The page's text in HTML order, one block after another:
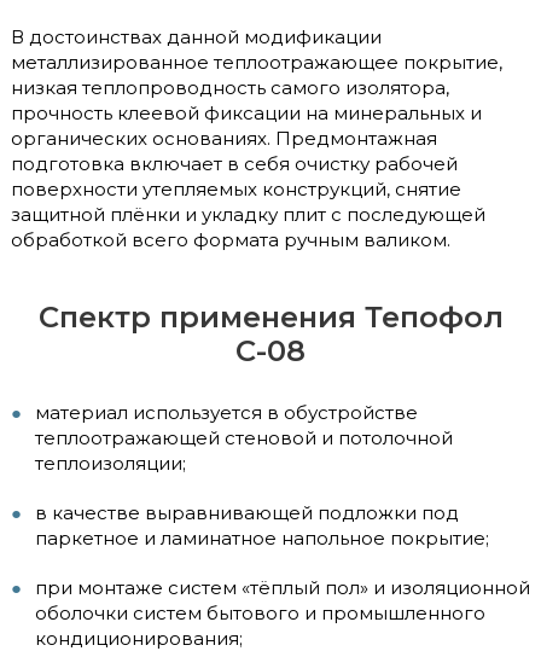
В достоинствах данной модификации
металлизированное теплоотражающее покрытие,
низкая теплопроводность самого изолятора,
прочность клеевой фиксации на минеральных и
органических основаниях. Предмонтажная
подготовка включает в себя очистку рабочей
поверхности утепляемых конструкций, снятие
защитной плёнки и укладку плит с последующей
обработкой всего формата ручным валиком.
Спектр применения Тепофол
С-08
материал используется в обустройстве
теплоотражающей стеновой и потолочной
теплоизоляции;
в качестве выравнивающей подложки под
паркетное и ламинатное напольное покрытие;
при монтаже систем «тёплый пол» и изоляционной
оболочки систем бытового и промышленного
кондиционирования;